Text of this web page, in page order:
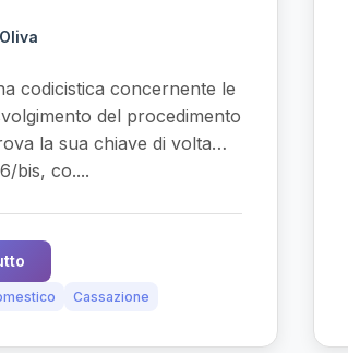
codicistica concernente le
del procedimento
la sua chiave di volta
bis, co....
Cassazione